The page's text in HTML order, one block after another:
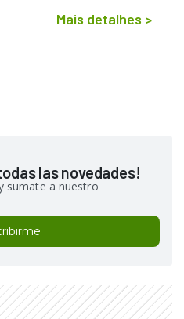
Mais detalhes >
las novedades!
sumate a nuestro